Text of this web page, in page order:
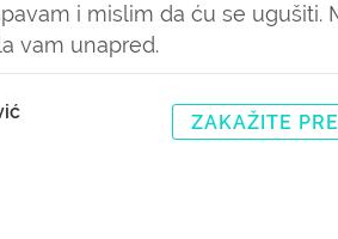
i mislim da ću se ugušiti.
vam unapred.
ZAKAŽITE